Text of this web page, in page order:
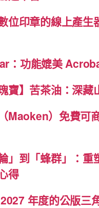
位印章的線上產
：功能媲美
寶】苦茶油：深藏
Maoken）免費可
」到「蜂群」：重
得
年度的公版三